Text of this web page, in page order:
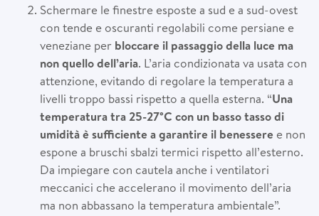
Schermare le finestre esposte a sud e a sud-ovest
con tende e oscuranti regolabili come persiane e
veneziane per bloccare il passaggio della luce ma
non quello dell’aria. L’aria condizionata va usata con
attenzione, evitando di regolare la temperatura a
livelli troppo bassi rispetto a quella esterna. “Una
temperatura tra 25-27°C con un basso tasso di
umidità è sufficiente a garantire il benessere e non
espone a bruschi sbalzi termici rispetto all’esterno.
Da impiegare con cautela anche i ventilatori
meccanici che accelerano il movimento dell’aria
ma non abbassano la temperatura ambientale”.